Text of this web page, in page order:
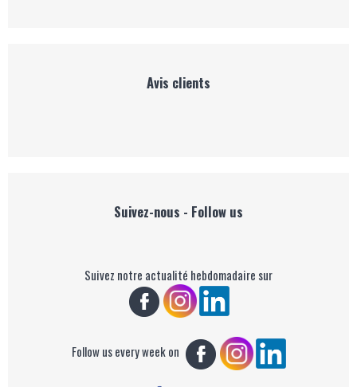
Avis clients
Suivez-nous - Follow us
Suivez notre actualité hebdomadaire sur
Follow us every week on